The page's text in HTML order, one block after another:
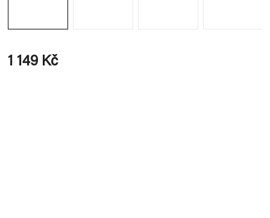
1 149 Kč